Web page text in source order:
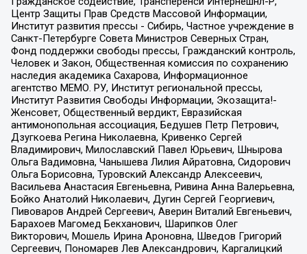
Центр Защиты Прав Средств Массовой Информации,
Институт развития прессы - Сибирь, Частное учреждение в
Санкт-Петербурге Совета Министров Северных Стран,
Фонд поддержки свободы прессы, Гражданский контроль,
Человек и Закон, Общественная комиссия по сохранению
наследия академика Сахарова, Информационное
агентство МЕМО. РУ, Институт региональной прессы,
Институт Развития Свободы Информации, Экозащита!-
Женсовет, Общественный вердикт, Евразийская
антимонопольная ассоциация, Бедушев Петр Петрович,
Дзугкоева Регина Николаевна, Кривенко Сергей
Владимирович, Милославский Павел Юрьевич, Шнырова
Ольга Вадимовна, Чанышева Лилия Айратовна, Сидорович
Ольга Борисовна, Туровский Александр Алексеевич,
Васильева Анастасия Евгеньевна, Ривина Анна Валерьевна,
Бойко Анатолий Николаевич, Дугин Сергей Георгиевич,
Пивоваров Андрей Сергеевич, Аверин Виталий Евгеньевич,
Барахоев Магомед Бекханович, Шарипков Олег
Викторович, Мошель Ирина Ароновна, Шведов Григорий
Сергеевич, Пономарев Лев Александрович, Каргалицкий